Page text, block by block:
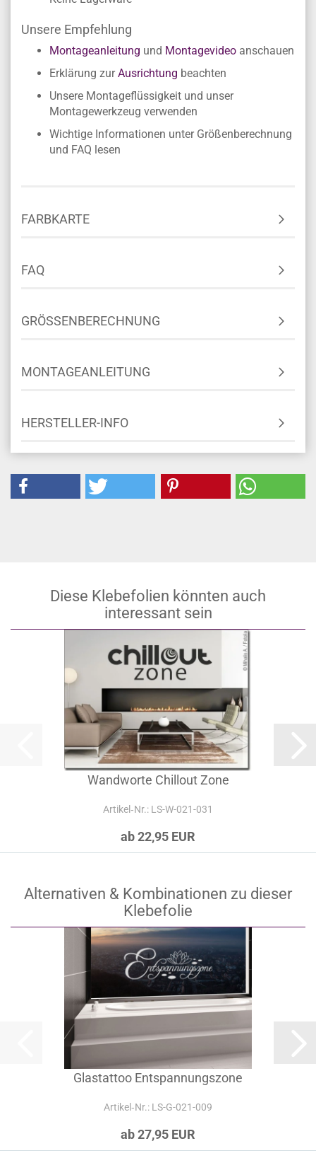
Unsere Empfehlung
Montageanleitung und Montagevideo anschauen
Erklärung zurAusrichtung beachten
Unsere Montageflüssigkeit und unser
Montagewerkzeug verwenden
Wichtige Informationen unter Größenberechnung
und FAQ lesen
FARBKARTE
FAQ
GRÖSSENBERECHNUNG
MONTAGEANLEITUNG
HERSTELLER-INFO
Diese Klebefolien könnten auch
interessant sein
Wandworte Chillout Zone
Artikel‑Nr.: LS-W-021-031
ab 22,95 EUR
Alternativen & Kombinationen zu dieser
Klebefolie
Glastattoo Entspannungszone
Artikel‑Nr.: LS-G-021-009
ab 27,95 EUR